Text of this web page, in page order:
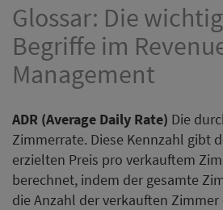
Glossar: Die
Begriffe im
Management
ADR (Average Daily Rate) Die
Zimmerrate. Diese Kennzahl gibt
erzielten Preis pro verkauftem
berechnet, indem der gesamte
die Anzahl der verkauften